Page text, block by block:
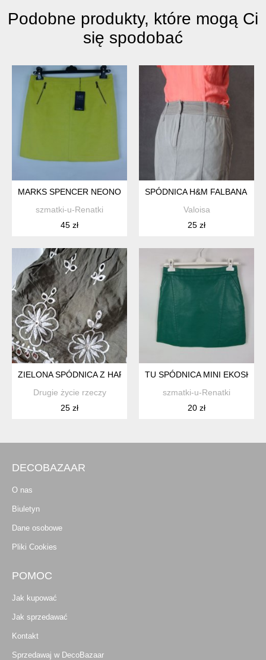
Podobne produkty, które mogą Ci
się spodobać
MARKS SPENCER NEONOWA SPÓDNICA MINI Z WEŁNĄ Z
szmatki-u-Renatki
45 zł
SPÓDNICA H&M FALBANA
Valoisa
25 zł
ZIELONA SPÓDNICA Z HAFTAMI, VINTAGE (JAK ZARA)
Drugie życie rzeczy
25 zł
TU SPÓDNICA MINI
szmatki-u-Renatki
20 zł
DECOBAZAAR
O nas
Biuletyn
Dane osobowe
Pliki Cookies
POMOC
Jak kupować
Jak sprzedawać
Kontakt
Sprzedawaj w DecoBazaar